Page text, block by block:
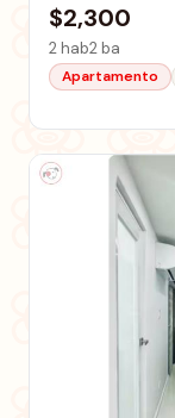
$2,300
2 hab2 ba
Apartamento